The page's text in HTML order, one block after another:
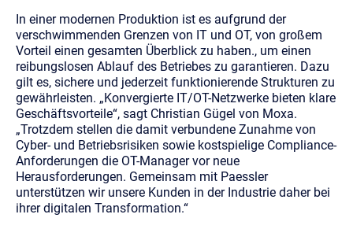
In einer modernen Produktion ist es aufgrund der
verschwimmenden Grenzen von IT und OT, von großem
Vorteil einen gesamten Überblick zu haben., um einen
reibungslosen Ablauf des Betriebes zu garantieren. Dazu
gilt es, sichere und jederzeit funktionierende Strukturen zu
gewährleisten. „Konvergierte IT/OT-Netzwerke bieten klare
Geschäftsvorteile“, sagt Christian Gügel von Moxa.
„Trotzdem stellen die damit verbundene Zunahme von
Cyber- und Betriebsrisiken sowie kostspielige Compliance-
Anforderungen die OT-Manager vor neue
Herausforderungen. Gemeinsam mit Paessler
unterstützen wir unsere Kunden in der Industrie daher bei
ihrer digitalen Transformation.“